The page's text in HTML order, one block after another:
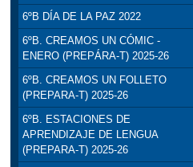
6ºB DÍA DE LA PAZ 2022
6ºB. CREAMOS UN CÓMIC -
ENERO (PREPÁRA-T) 2025-26
6ºB. CREAMOS UN FOLLETO
(PREPARA-T) 2025-26
6ºB. ESTACIONES DE
APRENDIZAJE DE LENGUA
(PREPARA-T) 2025-26